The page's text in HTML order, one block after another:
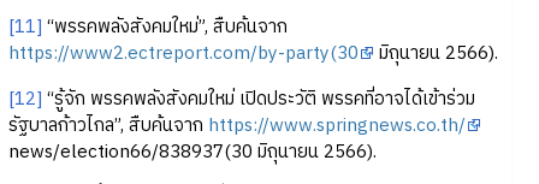
[11] “พรรคพลังสังคมใหม่”, สืบค้นจาก
https://www2.ectreport.com/by-party(30
มิถุนายน 2566).
[12] “รู้จัก พรรคพลังสังคมใหม่ เปิดประวัติ พรรคที่อาจได้เข้าร่วม
รัฐบาลก้าวไกล”, สืบค้นจาก https://www.springnews.co.th/
news/election66/838937(30 มิถุนายน 2566).